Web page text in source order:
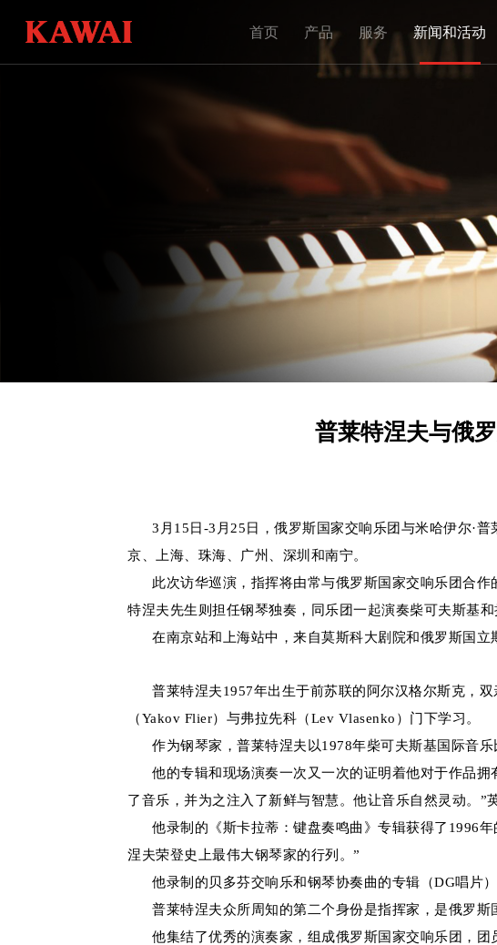
首页 产品 服务 新闻和活动
普莱特涅夫与俄
3月15日-3月25日，俄罗斯国家交响乐团与米哈伊尔·普
京、上海、珠海、广州、深圳和南宁。
此次访华巡演，指挥将由常与俄罗斯国家交响乐团合作
特涅夫先生则担任钢琴独奏，同乐团一起演奏柴可夫斯基和
在南京站和上海站中，来自莫斯科大剧院和俄罗斯国立
普莱特涅夫1957年出生于前苏联的阿尔汉格尔斯克，双
（Yakov Flier）与弗拉先科（Lev Vlasenko）门下学习。
作为钢琴家，普莱特涅夫以1978年柴可夫斯基国际音乐
他的专辑和现场演奏一次又一次的证明着他对于作品拥
了音乐，并为之注入了新鲜与智慧。他让音乐自然灵动。”
他录制的《斯卡拉蒂：键盘奏鸣曲》专辑获得了1996年
涅夫荣登史上最伟大钢琴家的行列。”
他录制的贝多芬交响乐和钢琴协奏曲的专辑（DG唱片）
普莱特涅夫众所周知的第二个身份是指挥家，是俄罗斯
他集结了优秀的演奏家，组成俄罗斯国家交响乐团，团